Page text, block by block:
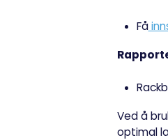
Få
Ved å
optimal